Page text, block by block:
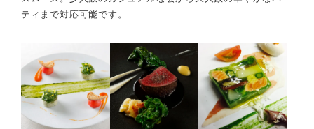
ティまで対応可能です。